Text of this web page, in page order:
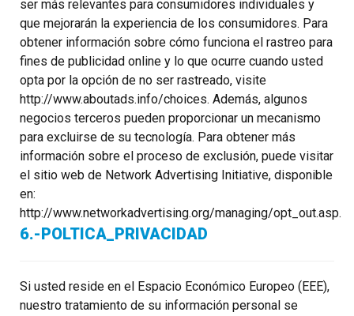
ser más relevantes para consumidores individuales y
que mejorarán la experiencia de los consumidores. Para
obtener información sobre cómo funciona el rastreo para
fines de publicidad online y lo que ocurre cuando usted
opta por la opción de no ser rastreado, visite
http://www.aboutads.info/choices. Además, algunos
negocios terceros pueden proporcionar un mecanismo
para excluirse de su tecnología. Para obtener más
información sobre el proceso de exclusión, puede visitar
el sitio web de Network Advertising Initiative, disponible
en:
http://www.networkadvertising.org/managing/opt_out.asp.
6.-POLTICA_PRIVACIDAD
Si usted reside en el Espacio Económico Europeo (EEE),
nuestro tratamiento de su información personal se